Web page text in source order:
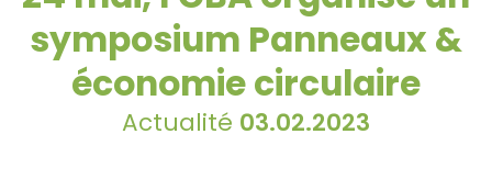
symposium Panneaux &
économie circulaire
Actualité 03.02.2023